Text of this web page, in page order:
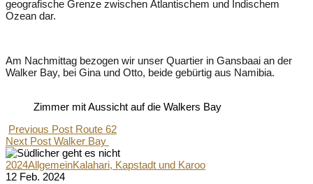
geografische Grenze zwischen Atlantischem und Indischem
Ozean dar.
Am Nachmittag bezogen wir unser Quartier in Gansbaai an der
Walker Bay, bei Gina und Otto, beide gebürtig aus Namibia.
Zimmer mit Aussicht auf die Walkers Bay
Previous Post Route 62
Next Post Walker Bay
2024AllgemeinKalahari, Kapstadt und Karoo
12 Feb. 2024